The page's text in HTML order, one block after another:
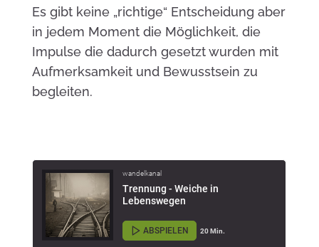
Es gibt keine „richtige“ Entscheidung aber
in jedem Moment die Möglichkeit, die
Impulse die dadurch gesetzt wurden mit
Aufmerksamkeit und Bewusstsein zu
begleiten.